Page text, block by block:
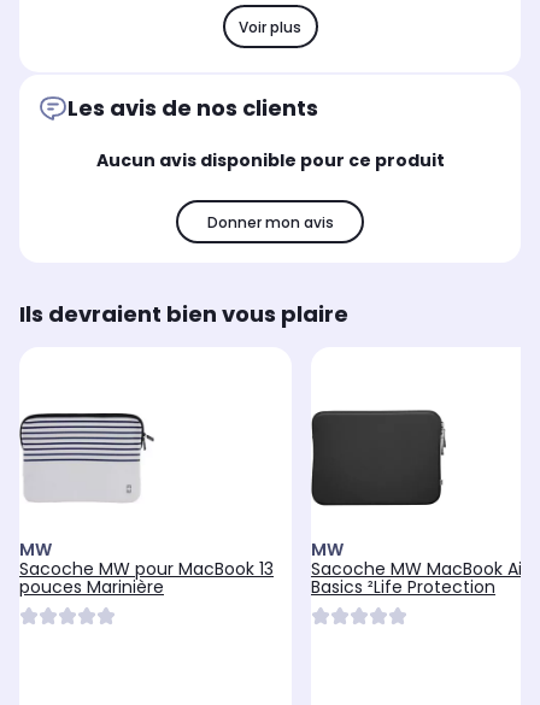
Voir plus
Les avis de nos clients
Aucun avis disponible pour ce produit
Donner mon avis
Ils devraient bien vous plaire
MW
Sacoche MW pour MacBook 13
pouces Marinière
MW
Sacoche MW MacBook Air
Basics ²Life Protection